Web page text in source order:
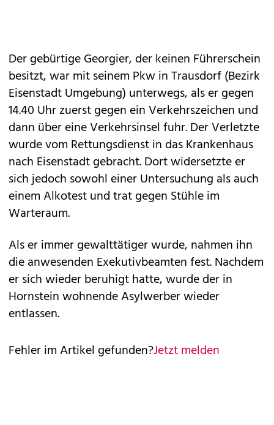
Der gebürtige Georgier, der keinen Führerschein
besitzt, war mit seinem Pkw in Trausdorf (Bezirk
Eisenstadt Umgebung) unterwegs, als er gegen
14.40 Uhr zuerst gegen ein Verkehrszeichen und
dann über eine Verkehrsinsel fuhr. Der Verletzte
wurde vom Rettungsdienst in das Krankenhaus
nach Eisenstadt gebracht. Dort widersetzte er
sich jedoch sowohl einer Untersuchung als auch
einem Alkotest und trat gegen Stühle im
Warteraum.
Als er immer gewalttätiger wurde, nahmen ihn
die anwesenden Exekutivbeamten fest. Nachdem
er sich wieder beruhigt hatte, wurde der in
Hornstein wohnende Asylwerber wieder
entlassen.
Fehler im Artikel gefunden?Jetzt melden